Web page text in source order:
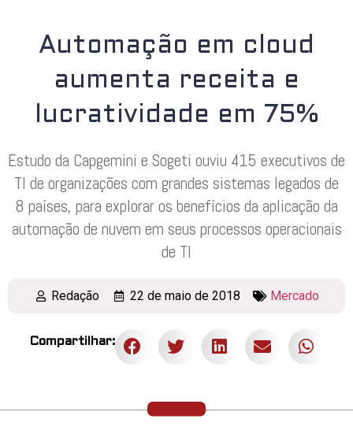
Automação em cloud
aumenta receita e
lucratividade em 75%
Estudo da Capgemini e Sogeti ouviu 415 executivos de
TI de organizações com grandes sistemas legados de
8 países, para explorar os benefícios da aplicação da
automação de nuvem em seus processos operacionais
de TI
Redação 22 de maio de 2018 Mercado
Compartilhar: